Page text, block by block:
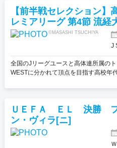
©MASASHI TSUCHIYA
【前半戦セレクション】
レミアリーグ 第4節 流経
J
全国のJリーグユースと高体連所属の
WESTに分かれて頂点を目指す高校年
ＵＥＦＡ ＥＬ 決勝 フ
ン・ヴィラ[ニ]